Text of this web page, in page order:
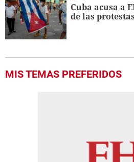
Cuba acusa a
de las protestas
MIS TEMAS PREFERIDOS